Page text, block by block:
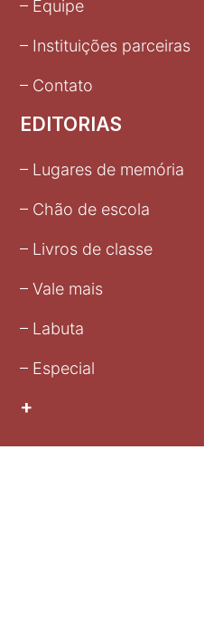
– Equipe
– Instituições parceiras
– Contato
EDITORIAS
– Lugares de memória
– Chão de escola
– Livros de classe
– Vale mais
– Labuta
– Especial
+
– Artigos